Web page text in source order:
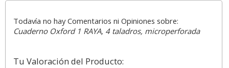
Todavía no hay Comentarios ni Opiniones sobre:
Cuaderno Oxford 1 RAYA, 4 taladros, microperforada
Tu Valoración del Producto: